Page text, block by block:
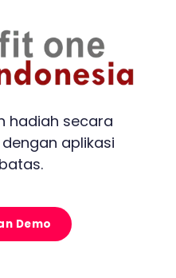
hadiah secara
aplikasi
Demo